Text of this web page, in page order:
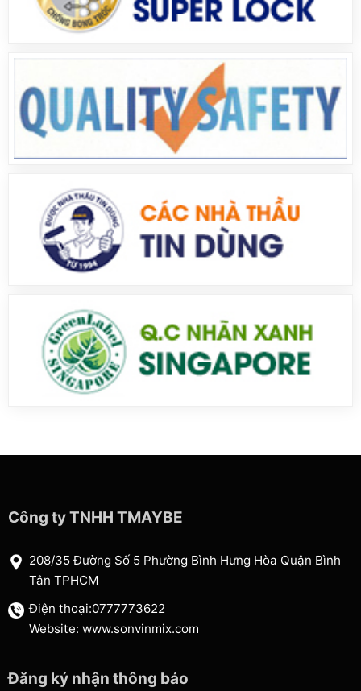
Công ty TNHH TMAYBE
208/35 Đường Số 5 Phường Bình Hưng Hòa Quận Bình
Tân TPHCM
Điện thoại:0777773622
Website: www.sonvinmix.com
Đăng ký nhận thông báo